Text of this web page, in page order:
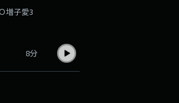
増子愛3
8分